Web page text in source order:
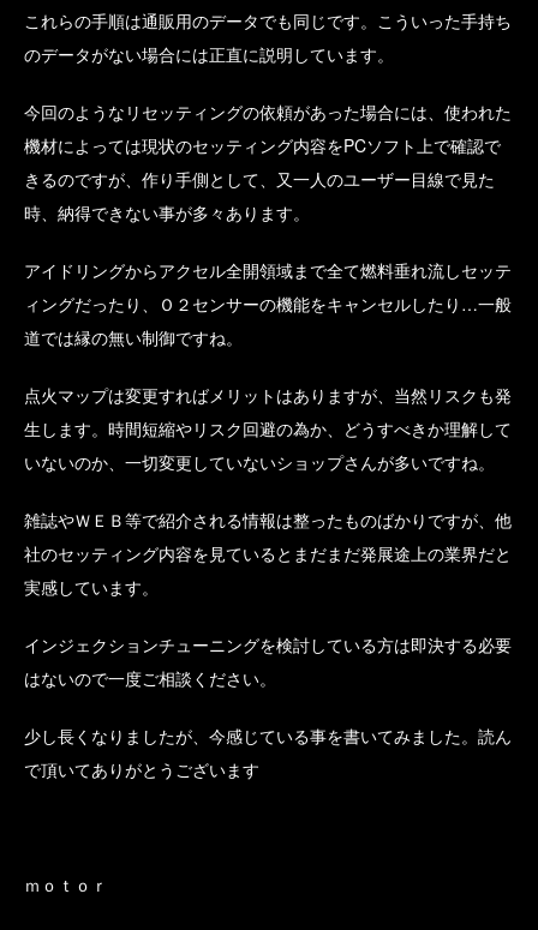
これらの手順は通販用のデータでも同じです。こういった手持ち
のデータがない場合には正直に説明しています。
今回のようなリセッティングの依頼があった場合には、使われた
機材によっては現状のセッティング内容をPCソフト上で確認で
きるのですが、作り手側として、又一人のユーザー目線で見た
時、納得できない事が多々あります。
アイドリングからアクセル全開領域まで全て燃料垂れ流しセッテ
ィングだったり、Ｏ２センサーの機能をキャンセルしたり…一般
道では縁の無い制御ですね。
点火マップは変更すればメリットはありますが、当然リスクも発
生します。時間短縮やリスク回避の為か、どうすべきか理解して
いないのか、一切変更していないショップさんが多いですね。
雑誌やＷＥＢ等で紹介される情報は整ったものばかりですが、他
社のセッティング内容を見ているとまだまだ発展途上の業界だと
実感しています。
インジェクションチューニングを検討している方は即決する必要
はないので一度ご相談ください。
少し長くなりましたが、今感じている事を書いてみました。読ん
で頂いてありがとうございます
ｍｏｔｏｒ